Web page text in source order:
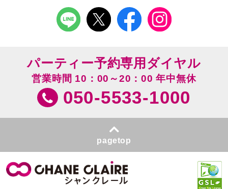
パーティー予約専用ダイヤル
営業時間 10：00～20：00 年中無休
050-5533-1000
pagetop